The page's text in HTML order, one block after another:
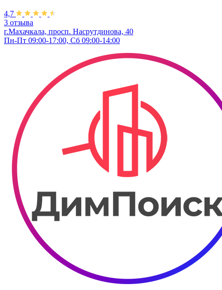
4,7
3 отзыва
г.Махачкала, просп. Насрутдинова, 40
Пн-Пт 09:00-17:00, Сб 09:00-14:00